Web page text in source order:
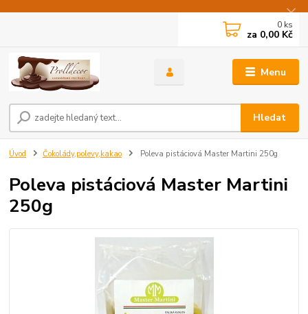
Menu
Hledat
0 ks
za 0,00 Kč
Úvod Čokolády,polevy,kakao Poleva pistáciová Master Martini 250g
Poleva pistáciová Master Martini
250g